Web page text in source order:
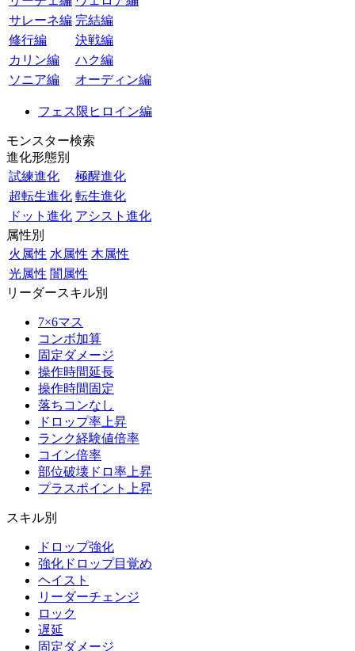
サレーネ編 完結編
修行編
決戦編
カリン編
ハク編
ソニア編
オーディン編
フェス限ヒロイン編
モンスター検索
進化形態別
試練進化
極醒進化
超転生進化 転生進化
ドット進化 アシスト進化
属性別
火属性 水属性 木属性
光属性 闇属性
リーダースキル別
7×6マス
コンボ加算
固定ダメージ
操作時間延長
操作時間固定
落ちコンなし
ドロップ率上昇
ランク経験値倍率
コイン倍率
部位破壊ドロ率上昇
プラスポイント上昇
スキル別
ドロップ強化
強化ドロップ目覚め
ヘイスト
リーダーチェンジ
ロック
遅延
固定ダメージ